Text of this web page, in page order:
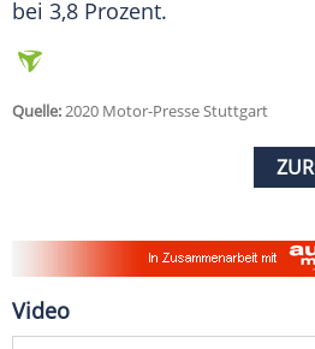
bei 3,8 Prozent.
Quelle:2020 Motor-Presse Stuttgart
Video